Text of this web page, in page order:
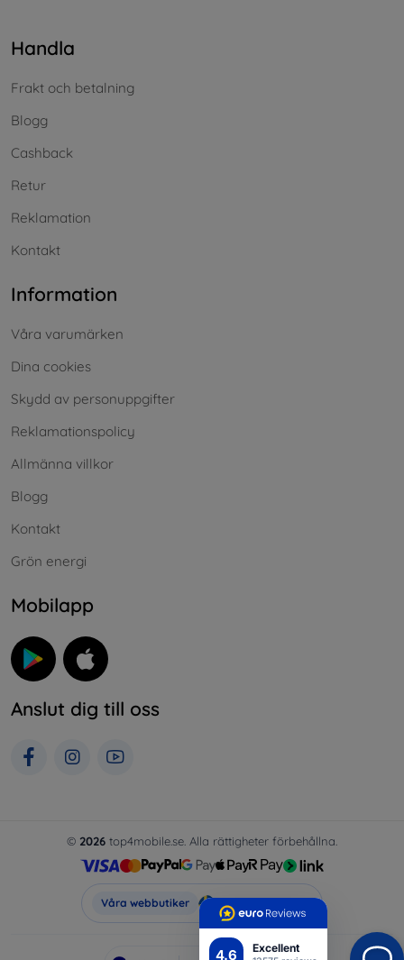
4.6 Excellent
Handla
Frakt och betalning
Blogg
Cashback
Retur
Reklamation
Kontakt
Information
Våra varumärken
Dina cookies
Skydd av personuppgifter
Reklamationspolicy
Allmänna villkor
Blogg
Kontakt
Grön energi
Mobilapp
Anslut dig till oss
© 2026 top4mobile.se. Alla rättigheter förbehållna.
Våra webbutiker Top4Mobile.se